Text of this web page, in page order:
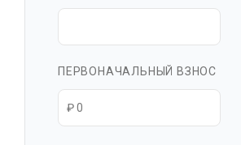
ПЕРВОНАЧАЛЬНЫЙ ВЗНОС